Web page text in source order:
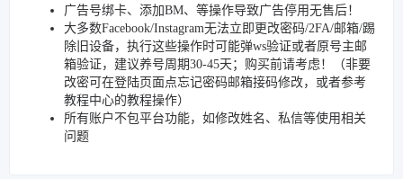
广告号绑卡、添加BM、等操作导致广告停用无售后！
大多数Facebook/Instagram无法立即更改密码/2FA/邮箱/踢
除旧设备，执行这些操作时可能弹ws验证或者原号主邮
箱验证，建议养号周期30-45天；购买前请考虑！（非要
改密可在登陆页面点忘记密码邮箱接码修改，或者参考
教程中心的教程操作）
所有账户不包平台功能，如修改姓名、私信等使用相关
问题